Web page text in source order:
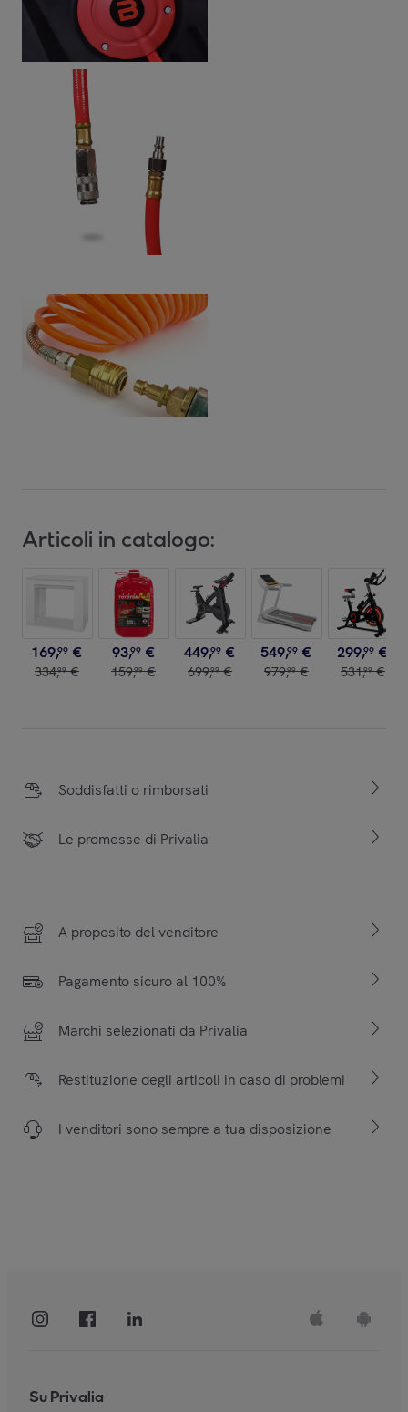
Articoli in catalogo:
169,99 €
334,99 €
93,99 €
159,99 €
449,99 €
699,99 €
549,99 €
979,99 €
299,99 €
531,99 €
Soddisfatti o rimborsati
Le promesse di Privalia
A proposito del venditore
Pagamento sicuro al 100%
Marchi selezionati da Privalia
Restituzione degli articoli in caso di problemi
I venditori sono sempre a tua disposizione
Su Privalia